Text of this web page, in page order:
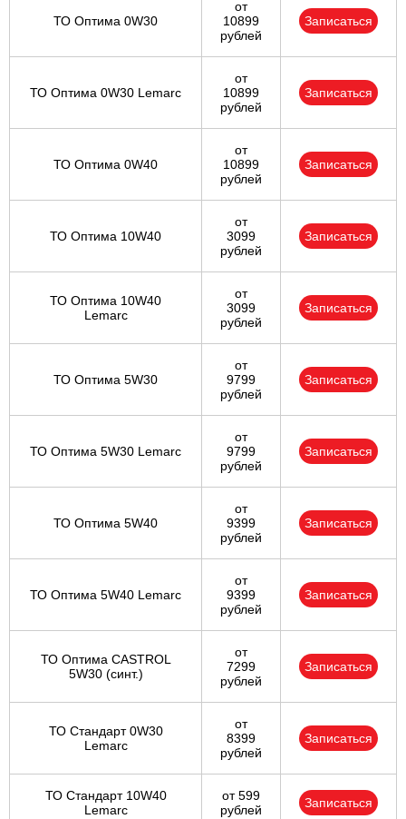
ТО Оптима 0W30
от
10899
рублей
Записаться
ТО Оптима 0W30 Lemarc
от
10899
рублей
Записаться
ТО Оптима 0W40
от
10899
рублей
Записаться
ТО Оптима 10W40
от
3099
рублей
Записаться
ТО Оптима 10W40
Lemarc
от
3099
рублей
Записаться
ТО Оптима 5W30
от
9799
рублей
Записаться
ТО Оптима 5W30 Lemarc
от
9799
рублей
Записаться
ТО Оптима 5W40
от
9399
рублей
Записаться
ТО Оптима 5W40 Lemarc
от
9399
рублей
Записаться
ТО Оптима CASTROL
5W30 (синт.)
от
7299
рублей
Записаться
ТО Стандарт 0W30
Lemarc
от
8399
рублей
Записаться
ТО Стандарт 10W40
Lemarc
от 599
рублей
Записаться